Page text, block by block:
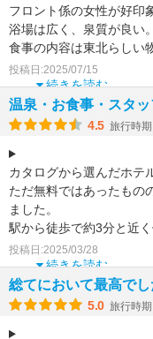
フロント係の女性が好印
浴場は広く、泉質が良い。
食事の内容は東北らしい
部屋はキレイに清掃され
アルされた感じがします
続きを読む
投稿日:2025/07/15
温泉・お食事・スタッ
4.5 旅行時
カタログから選んだホテ
ただ無料ではあったもの
ました。
駅から徒歩で約3分と近く
ちなみに仙台から古川経
でしたが、強風のため
続きを読む
投稿日:2025/03/28
総てにおいて最高でし
5.0 旅行時